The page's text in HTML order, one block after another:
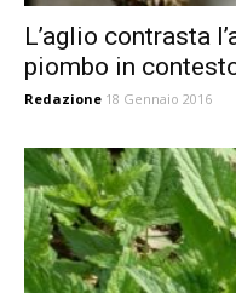
L’aglio contrasta
piombo in
Redazione 18 Gennaio 2016